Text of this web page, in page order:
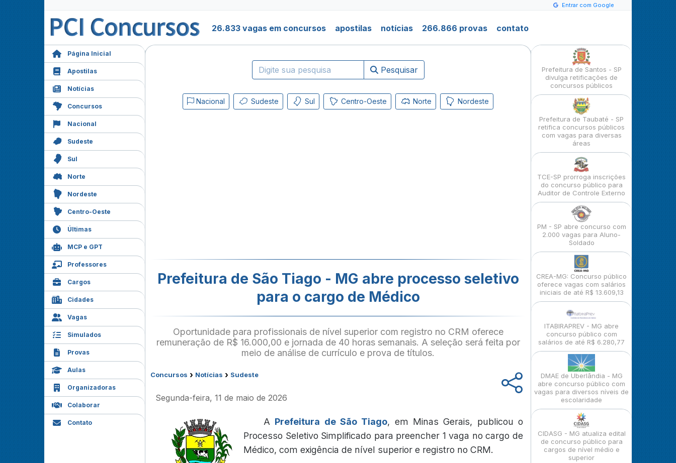
Entrar com Google
26.833 vagas em concursos apostilas notícias 266.866 provas contato
Página Inicial
Apostilas
Notícias
Concursos
Nacional
Sudeste
Sul
Norte
Nordeste
Centro-Oeste
Últimas
MCP e GPT
Professores
Cargos
Cidades
Vagas
Simulados
Provas
Aulas
Organizadoras
Colaborar
Contato
Pesquisar
Nacional Sudeste Sul Centro-Oeste Norte Nordeste
Prefeitura de São Tiago - MG abre processo seletivo
para o cargo de Médico
Oportunidade para profissionais de nível superior com registro no CRM oferece
remuneração de R$ 16.000,00 e jornada de 40 horas semanais. A seleção será feita por
meio de análise de currículo e prova de títulos.
Concursos › Notícias › Sudeste
Segunda-feira, 11 de maio de 2026
A Prefeitura de São Tiago, em Minas Gerais, publicou o
Processo Seletivo Simplificado para preencher 1 vaga no cargo de
Médico, com exigência de nível superior e registro no CRM.
Prefeitura de Santos - SP
divulga retificações de
concursos públicos
Prefeitura de Taubaté - SP
retifica concursos públicos
com vagas para diversas
áreas
TCE-SP prorroga inscrições
do concurso público para
Auditor de Controle Externo
PM - SP abre concurso com
2.000 vagas para Aluno-
Soldado
CREA-MG: Concurso público
oferece vagas com salários
iniciais de até R$ 13.609,13
ITABIRAPREV - MG abre
concurso público com
salários de até R$ 6.280,77
DMAE de Uberlândia - MG
abre concurso público com
vagas para diversos níveis de
escolaridade
CIDASG - MG atualiza edital
de concurso público para
cargos de nível médio e
superior